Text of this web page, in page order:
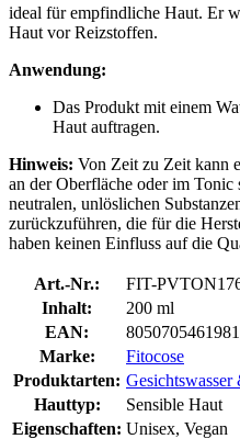
ideal für empfindliche Haut. Er
Haut vor Reizstoffen.
Anwendung:
Das Produkt mit einem
Haut auftragen.
Hinweis: Von Zeit zu Zeit kann
an der Oberfläche oder im
neutralen, unlöslichen
zurückzuführen, die für die
haben keinen Einfluss auf die
Art.-Nr.:
FIT-
Inhalt:
200 ml
EAN:
8050705461981
Marke:
Fitocose
Produktarten: Gesichtswasser
Hauttyp:
Sensible Haut
Eigenschaften: Unisex, Vegan